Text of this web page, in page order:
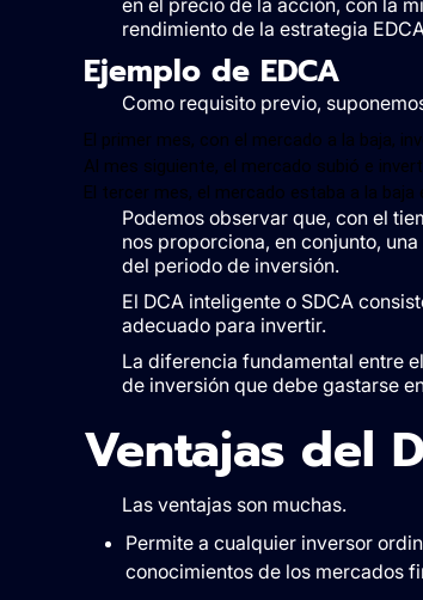
rendimiento de la estrategia
Ejemplo de EDCA
Como requisito previo,
El primer mes, con el mercado a la baja,
Al mes siguiente, el mercado subió e
El tercer mes, el mercado estaba a la baja
Podemos observar que, con el
nos proporciona, en conjunto,
del periodo de inversión.
El DCA inteligente o SDCA
adecuado para invertir.
La diferencia fundamental entre
de inversión que debe gastarse
Ventajas del
Las ventajas son muchas.
Permite a cualquier inversor
conocimientos de los mercados